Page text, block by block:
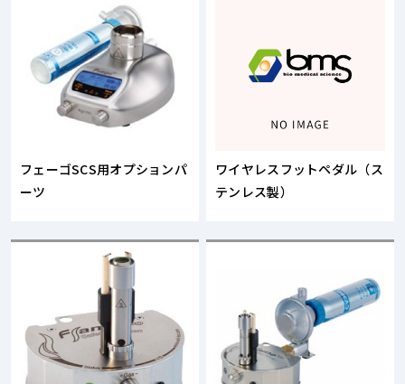
フェーゴSCS用オプションパ
ーツ
ワイヤレスフットペダル（ス
テンレス製）